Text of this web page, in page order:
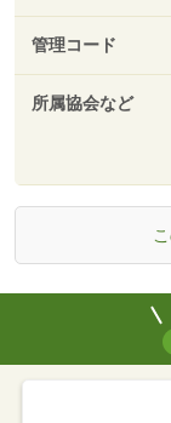
管理コード
所属協会など